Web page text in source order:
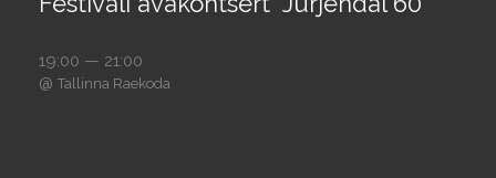
19:00 — 21:00
@ Tallinna Raekoda